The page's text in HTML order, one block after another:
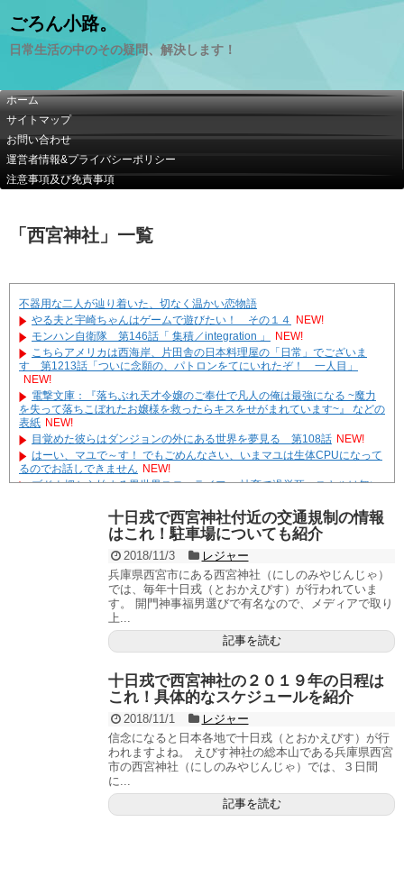
ごろん小路。
日常生活の中のその疑問、解決します！
ホーム
サイトマップ
お問い合わせ
運営者情報&プライバシーポリシー
注意事項及び免責事項
「 西宮神社 」 一覧
不器用な二人が辿り着いた、切なく温かい恋物語
やる夫と宇崎ちゃんはゲームで遊びたい！ その１４
NEW!
モンハン自衛隊 第146話「 集積／integration 」
NEW!
こちらアメリカは西海岸、片田舎の日本料理屋の「日常」でございま
す 第1213話「ついに念願の、パトロンをてにいれたぞ！ 一人目」
NEW!
電撃文庫：『落ちぶれ天才令嬢のご奉仕で凡人の俺は最強になる ~魔力
を失って落ちこぼれたお嬢様を救ったらキスをせがまれています~』 などの
表紙 NEW!
目覚めた彼らはダンジョンの外にある世界を夢見る 第108話 NEW!
はーい、マユで～す！ でもごめんなさい、いまマユは生体CPUになって
るのでお話しできません NEW!
ブドウ畑から始まる異世界スローライフ ～社畜で過労死、スキルは無い
やる夫達は安価で作られた世界で生きているようです ２９６２ -32
遊☆戯☆王G-WITCH！～水星のクソたぬき～ あとがき
Powered by livedoor 相互RSS
十日戎で西宮神社付近の交通規制の情報
はこれ！駐車場についても紹介
2018/11/3
レジャー
兵庫県西宮市にある西宮神社（にしのみやじんじゃ）
では、毎年十日戎（とおかえびす）が行われていま
す。 開門神事福男選びで有名なので、メディアで取り
上...
記事を読む
十日戎で西宮神社の２０１９年の日程は
これ！具体的なスケジュールを紹介
2018/11/1
レジャー
信念になると日本各地で十日戎（とおかえびす）が行
われますよね。 えびす神社の総本山である兵庫県西宮
市の西宮神社（にしのみやじんじゃ）では、３日間
に...
記事を読む